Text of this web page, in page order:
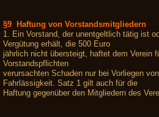
§9 Haftung von Vorstandsmitgliedern
1. Ein Vorstand, der unentgeltlich tätig ist
Vergütung erhält, die 500 Euro
jährlich nicht übersteigt, haftet dem Verein
Vorstandspflichten
verursachten Schaden nur bei Vorliegen
Fahrlässigkeit. Satz 1 gilt auch für die
Haftung gegenüber den Mitgliedern des